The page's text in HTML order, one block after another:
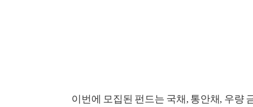
이번에 모집된 펀드는 국채, 통안채, 우량